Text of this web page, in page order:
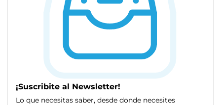
¡Suscribite al Newsletter!
Lo que necesitas saber, desde donde necesites